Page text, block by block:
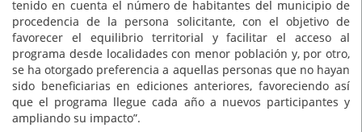
tenido en cuenta el número de habitantes del municipio de
procedencia de la persona solicitante, con el objetivo de
favorecer el equilibrio territorial y facilitar el acceso al
programa desde localidades con menor población y, por otro,
se ha otorgado preferencia a aquellas personas que no hayan
sido beneficiarias en ediciones anteriores, favoreciendo así
que el programa llegue cada año a nuevos participantes y
ampliando su impacto”.